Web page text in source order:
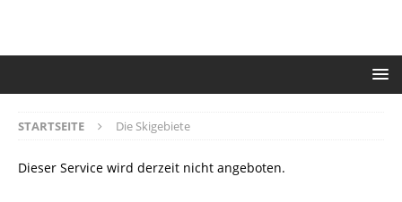
STARTSEITE Die Skigebiete
Dieser Service wird derzeit nicht angeboten.